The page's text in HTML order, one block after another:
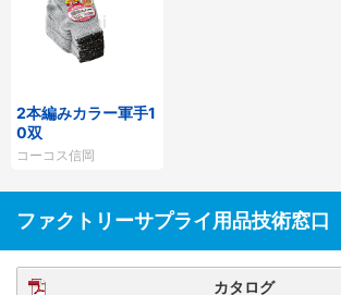
2本編みカラー軍手1
0双
コーコス信岡
ファクトリーサプライ用品技術窓口
カタログ